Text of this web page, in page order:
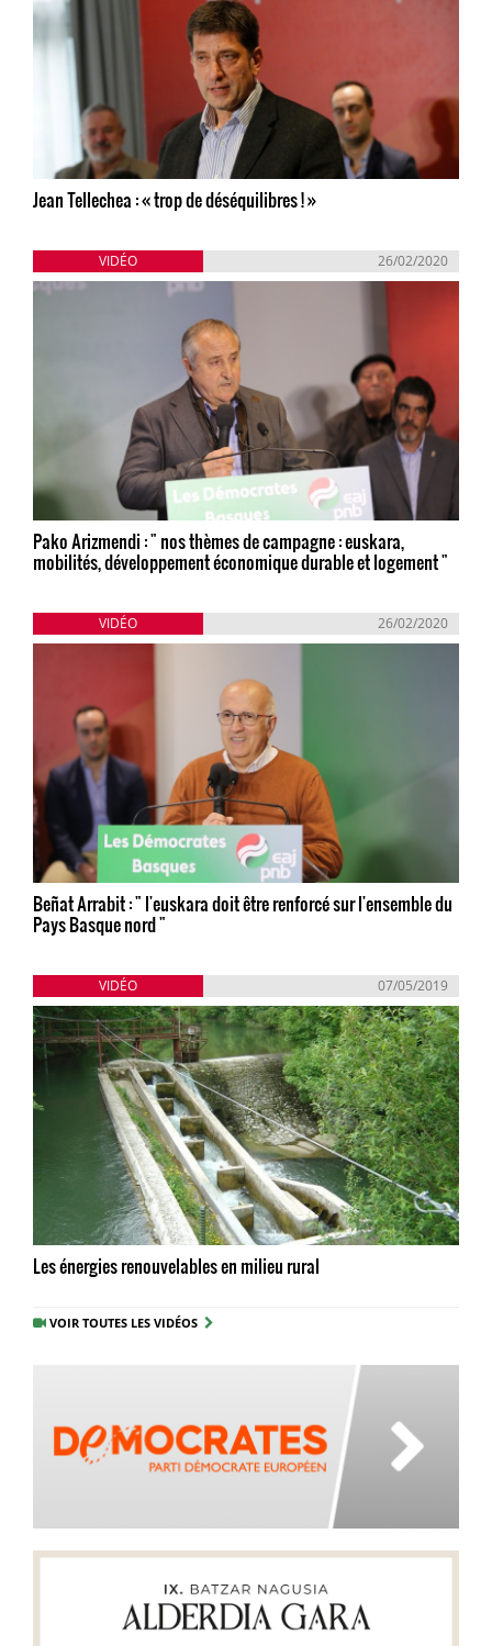
Jean Tellechea : « trop de déséquilibres ! »
VIDÉO 26/02/2020
Pako Arizmendi : " nos thèmes de campagne : euskara,
mobilités, développement économique durable et logement "
VIDÉO 26/02/2020
Beñat Arrabit : " l'euskara doit être renforcé sur l'ensemble du
Pays Basque nord "
VIDÉO 07/05/2019
Les énergies renouvelables en milieu rural
VOIR TOUTES LES VIDÉOS